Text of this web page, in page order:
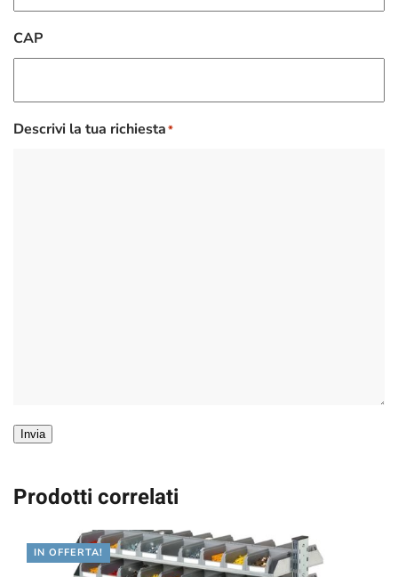
CAP
Descrivi la tua richiesta*
Invia
Prodotti correlati
IN OFFERTA!